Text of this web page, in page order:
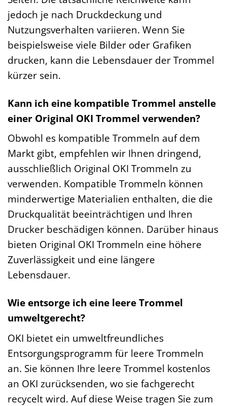
jedoch je nach Druckdeckung und
Nutzungsverhalten variieren. Wenn Sie
beispielsweise viele Bilder oder Grafiken
drucken, kann die Lebensdauer der Trommel
kürzer sein.
Kann ich eine kompatible Trommel anstelle
einer Original OKI Trommel verwenden?
Obwohl es kompatible Trommeln auf dem
Markt gibt, empfehlen wir Ihnen dringend,
ausschließlich Original OKI Trommeln zu
verwenden. Kompatible Trommeln können
minderwertige Materialien enthalten, die die
Druckqualität beeinträchtigen und Ihren
Drucker beschädigen können. Darüber hinaus
bieten Original OKI Trommeln eine höhere
Zuverlässigkeit und eine längere
Lebensdauer.
Wie entsorge ich eine leere Trommel
umweltgerecht?
OKI bietet ein umweltfreundliches
Entsorgungsprogramm für leere Trommeln
an. Sie können Ihre leere Trommel kostenlos
an OKI zurücksenden, wo sie fachgerecht
recycelt wird. Auf diese Weise tragen Sie zum